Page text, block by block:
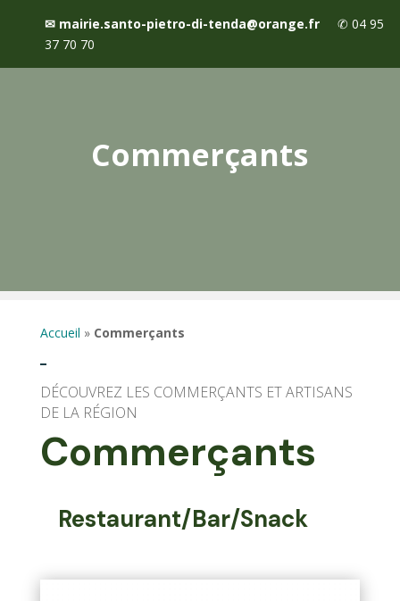
✉ mairie.santo-pietro-di-tenda@orange.fr ✆ 04 95
37 70 70
Commerçants
Accueil » Commerçants
DÉCOUVREZ LES COMMERÇANTS ET ARTISANS
DE LA RÉGION
Commerçants
Restaurant/Bar/Snack